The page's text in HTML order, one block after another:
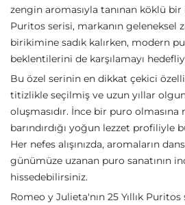
zengin aromasıyla tanınan köklü bir
Puritos serisi, markanın geleneksel
birikimine sadık kalırken, modern
beklentilerini de karşılamayı
Bu özel serinin en dikkat çekici
titizlikle seçilmiş ve uzun yıllar
oluşmasıdır. İnce bir puro
barındırdığı yoğun lezzet profiliyle
Her nefes alışınızda, aromaların
günümüze uzanan puro sanatının
hissedebilirsiniz.
Romeo y Julieta'nın 25 Yıllık